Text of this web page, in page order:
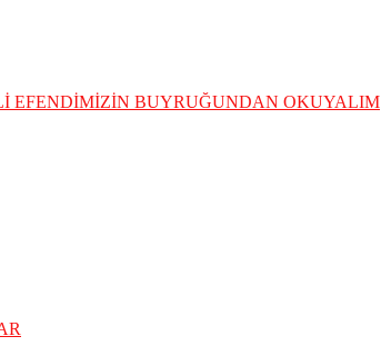
EFENDİMİZİN BUYRUĞUNDAN OKUYALIM